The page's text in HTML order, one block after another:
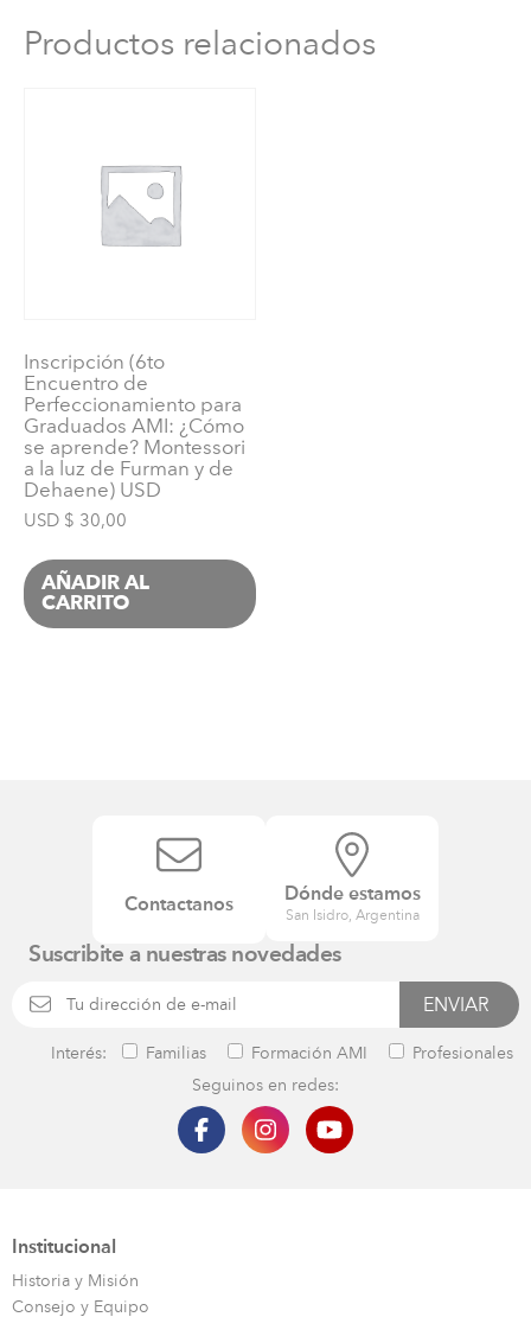
montessorianos
para
VIRTUAL)
Productos relacionados
Inscripción (6to
Encuentro de
Perfeccionamiento para
Graduados AMI: ¿Cómo
se aprende? Montessori
a la luz de Furman y de
Dehaene) USD
USD $ 30,00
AÑADIR AL
CARRITO
Contactanos
Dónde estamos
San Isidro, Argentina
Suscribite a nuestras novedades
Interés: Familias Formación AMI
Profesionales
Seguinos en redes:
Institucional
Historia y Misión
Consejo y Equipo